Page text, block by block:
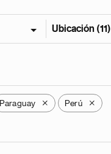
Ubicación (11)
Paraguay X Perú X